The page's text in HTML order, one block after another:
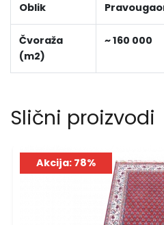
Oblik
Čvoraža
(m2)
~ 160 000
Slični proizvodi
Akcija: 78%